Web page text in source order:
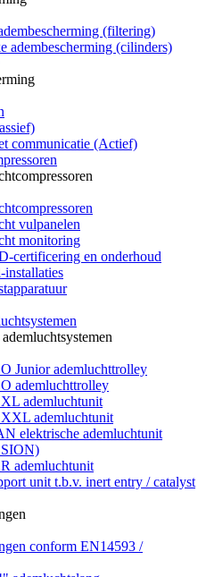
(filtering)
adembescherming (cilinders)
communicatie (Actief)
vulpanelen
monitoring
certificering en onderhoud
installaties
Junior ademluchttrolley
ademluchttrolley
ademluchtunit
ademluchtunit
elektrische ademluchtunit
ademluchtunit
unit t.b.v. inert entry / catalyst
conform EN14593 /